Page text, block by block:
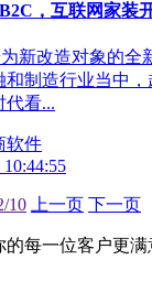
，互联网家装
新改造对象的全
和制造行业当中
代看...
软件
10:44:55
10 上一页 下一页
的每一位客户更满